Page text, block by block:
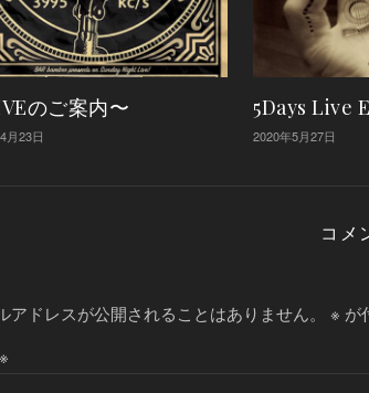
のご案内〜
月23日
5Days Live
2020年5月27日
コメ
アドレスが公開されることはありません。 ※ が
※